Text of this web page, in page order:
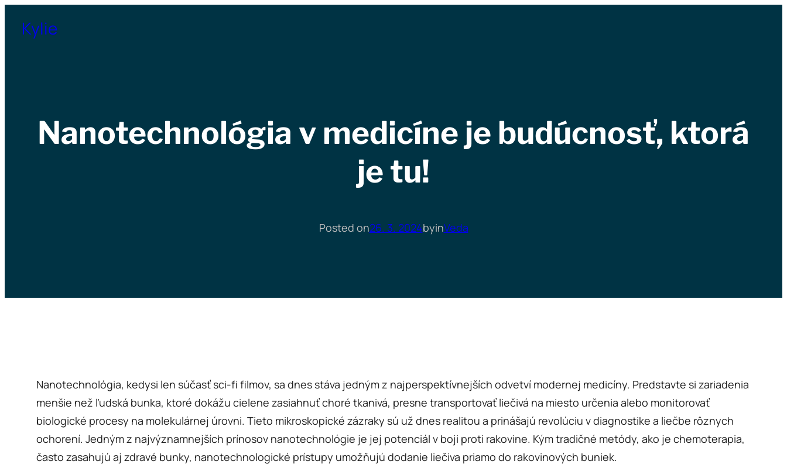
Kylie
Nanotechnológia v medicíne je budúcnosť, ktorá
je tu!
Posted on26. 3. 2024byinVeda
Nanotechnológia, kedysi len súčasť sci-fi filmov, sa dnes stáva jedným z najperspektívnejších odvetví modernej medicíny. Predstavte si zariadenia
menšie než ľudská bunka, ktoré dokážu cielene zasiahnuť choré tkanivá, presne transportovať liečivá na miesto určenia alebo monitorovať
biologické procesy na molekulárnej úrovni. Tieto mikroskopické zázraky sú už dnes realitou a prinášajú revolúciu v diagnostike a liečbe rôznych
ochorení. Jedným z najvýznamnejších prínosov nanotechnológie je jej potenciál v boji proti rakovine. Kým tradičné metódy, ako je chemoterapia,
často zasahujú aj zdravé bunky, nanotechnologické prístupy umožňujú dodanie liečiva priamo do rakovinových buniek.